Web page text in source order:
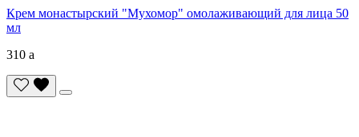
Крем монастырский "Мухомор" омолаживающий для лица 50
мл
310 a